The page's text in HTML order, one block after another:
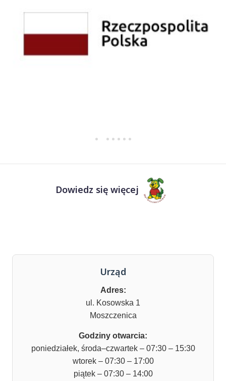
Dowiedz się więcej
Urząd
Adres:
ul. Kosowska 1
Moszczenica
Godziny otwarcia:
poniedziałek, środa–czwartek – 07:30 – 15:30
wtorek – 07:30 – 17:00
piątek – 07:30 – 14:00